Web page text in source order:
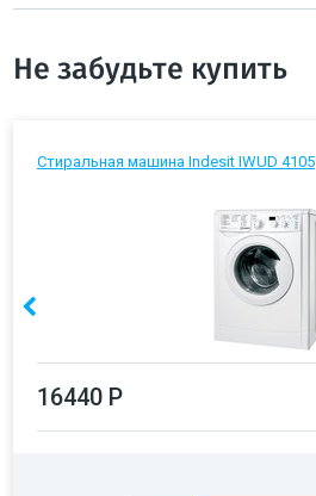
Не забудьте купить
Стиральная машина Indesit IWUD 4105
16440 Р